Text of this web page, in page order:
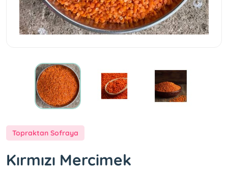
Topraktan Sofraya
Kırmızı Mercimek